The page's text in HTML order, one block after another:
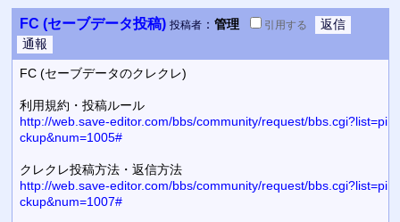
FC (セーブデータ投稿) 投稿者： 管理 引用する
FC (セーブデータのクレクレ)
利用規約・投稿ルール
http://web.save-editor.com/bbs/community/request/bbs.cgi?list=pi
ckup&num=1005#
クレクレ投稿方法・返信方法
http://web.save-editor.com/bbs/community/request/bbs.cgi?list=pi
ckup&num=1007#